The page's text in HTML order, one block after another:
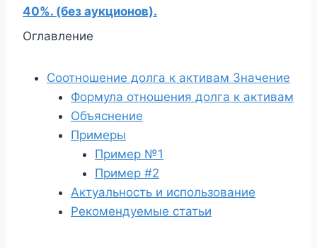
40%. (без аукционов).
Оглавление
Соотношение долга к активам Значение
Формула отношения долга к активам
Объяснение
Примеры
Пример №1
Пример #2
Актуальность и использование
Рекомендуемые статьи